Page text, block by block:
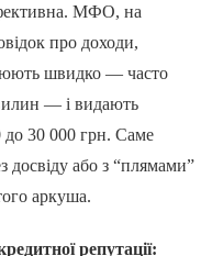
МФО, на
про доходи,
швидко — часто
— і видають
до 30 000 грн. Саме
досвіду або з “плямами”
аркуша.
репутації: